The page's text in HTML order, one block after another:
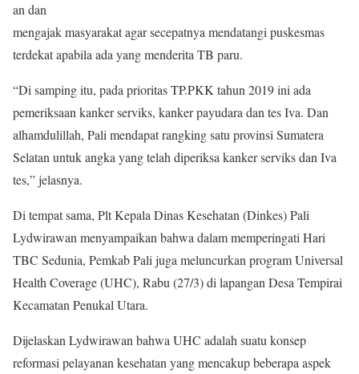
an dan
mengajak masyarakat agar secepatnya mendatangi puskesmas
terdekat apabila ada yang menderita TB paru.
“Di samping itu, pada prioritas TP.PKK tahun 2019 ini ada
pemeriksaan kanker serviks, kanker payudara dan tes Iva. Dan
alhamdulillah, Pali mendapat rangking satu provinsi Sumatera
Selatan untuk angka yang telah diperiksa kanker serviks dan Iva
tes,” jelasnya.
Di tempat sama, Plt Kepala Dinas Kesehatan (Dinkes) Pali
Lydwirawan menyampaikan bahwa dalam memperingati Hari
TBC Sedunia, Pemkab Pali juga meluncurkan program Universal
Health Coverage (UHC), Rabu (27/3) di lapangan Desa Tempirai
Kecamatan Penukal Utara.
Dijelaskan Lydwirawan bahwa UHC adalah suatu konsep
reformasi pelayanan kesehatan yang mencakup beberapa aspek